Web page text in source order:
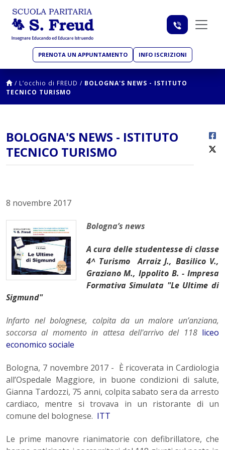
PRENOTA UN APPUNTAMENTO INFO ISCRIZIONI
/ L’occhio di FREUD / BOLOGNA'S NEWS - ISTITUTO
TECNICO TURISMO
BOLOGNA'S NEWS - ISTITUTO
TECNICO TURISMO
8 novembre 2017
Bologna’s news
A cura delle studentesse di classe
4^ Turismo Arraiz J., Basilico V.,
Graziano M., Ippolito B. - Impresa
Formativa Simulata "Le Ultime di
Sigmund"
Infarto nel bolognese, colpita da un malore un’anziana,
soccorsa al momento in attesa dell'arrivo del 118 liceo
economico sociale
Bologna, 7 novembre 2017 - È ricoverata in Cardiologia
all’Ospedale Maggiore, in buone condizioni di salute,
Gianna Tardozzi, 75 anni, colpita sabato sera da arresto
cardiaco, mentre si trovava in un ristorante di un
comune del bolognese. ITT
Le prime manovre rianimatorie con defibrillatore, che